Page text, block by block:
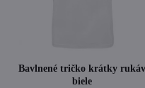
Bavlnené tričko krátky rukáv
biele